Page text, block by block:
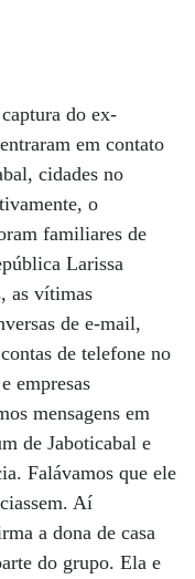
do ex-
em contato
cidades no
o
familiares de
Larissa
as vítimas
de e-mail,
de telefone no
empresas
mensagens em
de Jaboticabal e
Falávamos que ele
Aí
a dona de casa
do grupo. Ela e